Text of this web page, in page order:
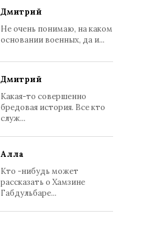
Дмитрий
Не очень понимаю, на каком
основании военных, да и...
Дмитрий
Какая-то совершенно
бредовая история. Все кто
служ...
Алла
Кто -нибудь может
рассказать о Хамзине
Габдульбаре...